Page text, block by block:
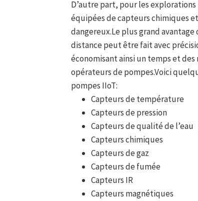
D’autre part, pour les
équipées de capteurs chimiques
dangereux.Le plus grand
distance peut être fait avec
économisant ainsi un temps et
opérateurs de pompes.Voici
pompes IIoT:
Capteurs de température
Capteurs de pression
Capteurs de qualité de l’eau
Capteurs chimiques
Capteurs de gaz
Capteurs de fumée
Capteurs IR
Capteurs magnétiques